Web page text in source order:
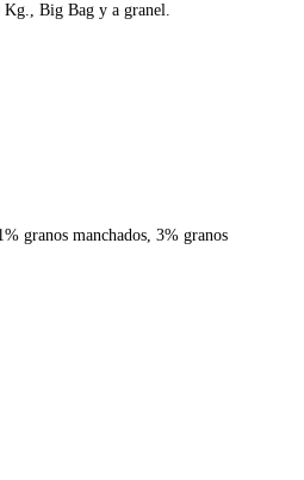
Kg., Big Bag y a granel.
granos manchados, 3% granos